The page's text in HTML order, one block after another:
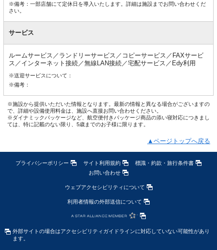
※備考：一部店舗にて定休日を導入いたします。詳細は施設までお問い合わせくだ
さい。
サービス
ルームサービス／ランドリーサービス／コピーサービス／FAXサービ
ス／インターネット接続／無線LAN接続／宅配サービス／Edy利用
※送迎サービスについて：
※備考：
※施設から提供いただいた情報となります。最新の情報と異なる場合がございますの
で、詳細や設備使用料金は、施設へ直接お問い合わせください。
※ダイナミックパッケージなど、航空便付きパッケージ商品の添い寝対応につきまし
ては、特に記載のない限り、5歳までのお子様に限ります。
▲ページトップへ戻る
プライバシーポリシー サイト利用規約
標識・約款・旅行条件書
お問い合わせ
ウェブアクセシビリティについて
利用者情報の外部送信について
外部サイトの場合はアクセシビリティガイドラインに対応していない可能性があり
ます。